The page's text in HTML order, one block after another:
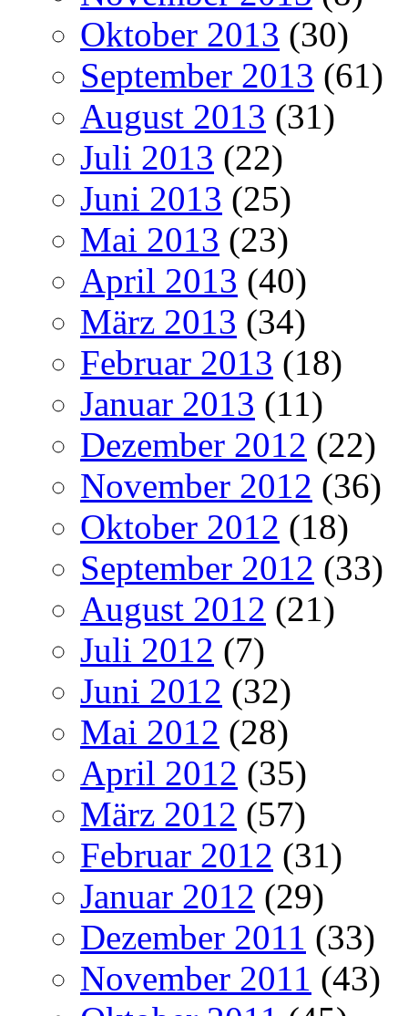
Oktober 2013 (30)
September 2013 (61)
August 2013 (31)
Juli 2013 (22)
Juni 2013 (25)
Mai 2013 (23)
April 2013 (40)
März 2013 (34)
Februar 2013 (18)
Januar 2013 (11)
Dezember 2012 (22)
November 2012 (36)
Oktober 2012 (18)
September 2012 (33)
August 2012 (21)
Juli 2012 (7)
Juni 2012 (32)
Mai 2012 (28)
April 2012 (35)
März 2012 (57)
Februar 2012 (31)
Januar 2012 (29)
Dezember 2011 (33)
November 2011 (43)